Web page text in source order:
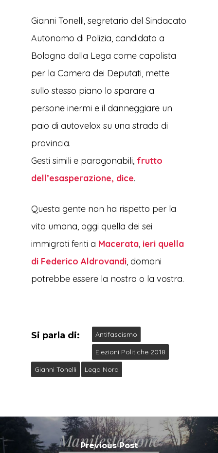
Gianni Tonelli, segretario del Sindacato
Autonomo di Polizia, candidato a
Bologna dalla Lega come capolista
per la Camera dei Deputati, mette
sullo stesso piano lo sparare a
persone inermi e il danneggiare un
paio di autovelox su una strada di
provincia.
Gesti simili e paragonabili, frutto
dell’esasperazione, dice.
Questa gente non ha rispetto per la
vita umana, oggi quella dei sei
immigrati feriti a Macerata, ieri quella
di Federico Aldrovandi, domani
potrebbe essere la nostra o la vostra.
Si parla di:
Antifascismo
Elezioni Politiche 2018
Gianni Tonelli
Lega Nord
Previous Post